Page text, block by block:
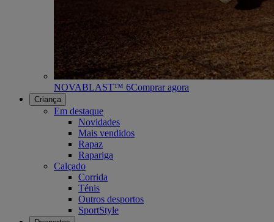
NOVABLAST™ 6Comprar agora
Criança
Em destaque
Novidades
Mais vendidos
Rapaz
Rapariga
Calçado
Corrida
Ténis
Outros desportos
SportStyle